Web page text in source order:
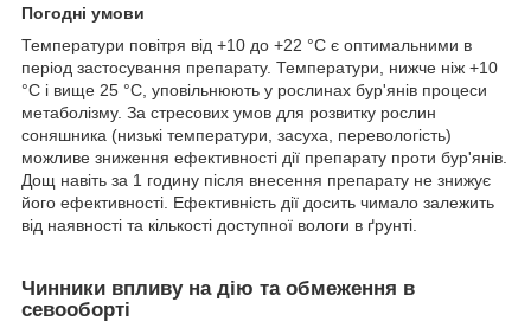
Погодні умови
Температури повітря від +10 до +22 °C є оптимальними в
період застосування препарату. Температури, нижче ніж +10
°C і вище 25 °C, уповільнюють у рослинах бур'янів процеси
метаболізму. За стресових умов для розвитку рослин
соняшника (низькі температури, засуха, перевологість)
можливе зниження ефективності дії препарату проти бур'янів.
Дощ навіть за 1 годину після внесення препарату не знижує
його ефективності. Ефективність дії досить чимало залежить
від наявності та кількості доступної вологи в ґрунті.
Чинники впливу на дію та обмеження в
севооборті